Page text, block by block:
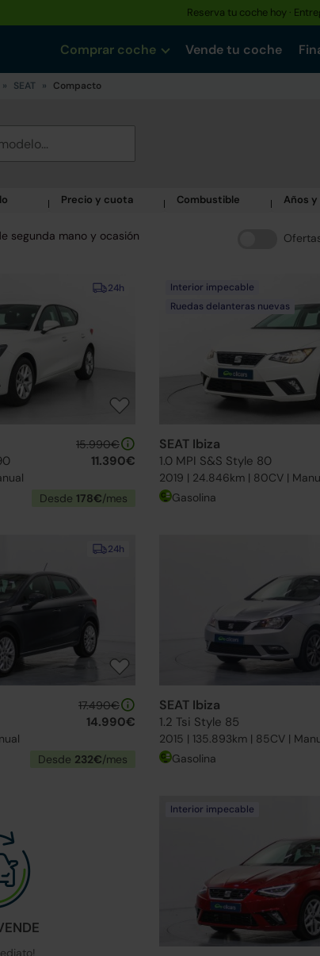
Reserva tu coche hoy ·
Comprar coche Vende tu coche
SEAT Compacto
Precio y cuota Combustible Años
segunda mano y ocasión
24h
15.990€
11.390€
Desde 178€/mes
Interior impecable
Ruedas delanteras nuevas
SEAT Ibiza
1.0 MPI S&S Style 80
2019 | 24.846km | 80CV |
Gasolina
24h
17.490€
14.990€
Desde 232€/mes
SEAT Ibiza
1.2 Tsi Style 85
2015 | 135.893km | 85CV |
Gasolina
Interior impecable